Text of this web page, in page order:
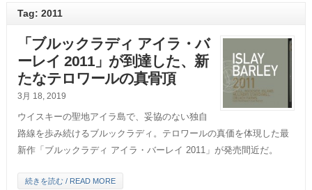
Tag: 2011
「ブルックラディ アイラ・バ
ーレイ 2011」が到達した、新
たなテロワールの真骨頂
3月 18, 2019
ウイスキーの聖地アイラ島で、妥協のない独自
路線を歩み続けるブルックラディ。テロワールの真価を体現した最
新作「ブルックラディ アイラ・バーレイ 2011」が発売間近だ。
続きを読む / READ MORE